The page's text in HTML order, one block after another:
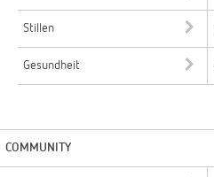
Stillen
Gesundheit
COMMUNITY